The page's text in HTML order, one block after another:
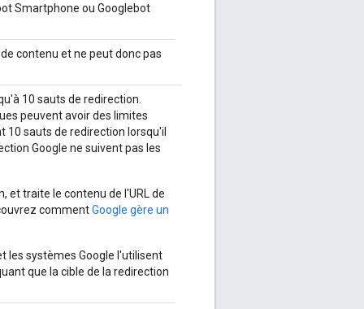
Smartphone ou Googlebot
contenu et ne peut donc pas
10 sauts de redirection.
peuvent avoir des limites
sauts de redirection lorsqu'il
Google ne suivent pas les
et traite le contenu de l'URL de
commentGoogle gère un
les systèmes Google l'utilisent
que la cible de la redirection